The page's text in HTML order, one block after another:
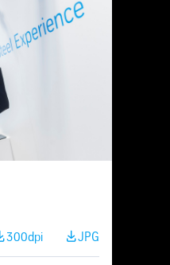
300dpi JPG